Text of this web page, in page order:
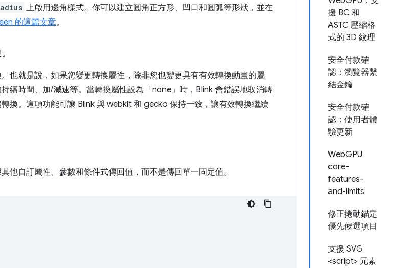
援 BC 和
ASTC 壓縮格
式的 3D 紋理
安全付款確
認：瀏覽器繫
結金鑰
安全付款確
認：使用者體
驗更新
WebGPU
core-
features-
and-limits
修正捲動錨定
優先候選項目
支援 SVG
<script> 元素
上啟用邊角樣式。你可以建立圓角正方形、凹口和圓弧等形狀，並在
的這篇文章。
也就是說，如果您變更轉換屬性，除非您也變更具有有效轉換動畫的屬
續時間、加/減速等。當轉換屬性設為「none」時，Blink 會錯誤地取消轉
換。這項功能可讓 Blink 與 webkit 和 gecko 保持一致，讓有效轉換繼續
他自訂屬性、參數和條件式傳回值，而不是傳回單一固定值。